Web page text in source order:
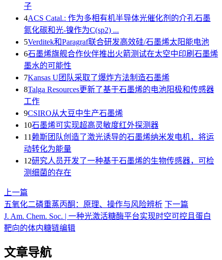
子
4ACS Catal.: 作为多相有机半导体光催化剂的介孔石墨
氮化碳和光-镍作为C(sp2) ...
5Verditek和Paragraf联合研发高效硅/石墨烯太阳能电池
6石墨烯旗舰合作伙伴推出火箭测试在太空中印刷石墨烯
墨水的可能性
7Kansas U团队采取了爆炸方法制造石墨烯
8Talga Resources更新了基于石墨烯的电池阳极和传感器
工作
9CSIRO从大豆中生产石墨烯
10石墨烯可实现超高灵敏度红外探测器
11赖斯团队创造了激光诱导的石墨烯纳米发电机，将运
动转化为能量
12研究人员开发了一种基于石墨烯的生物传感器，可检
测细菌的存在
上一篇
五氧化二磷重蒸丙酮：原理、操作与风险辨析 下一篇
J. Am. Chem. Soc. | 一种光激活糖酶平台实现时空可控且蛋白
靶向的体内糖链编辑
文章导航